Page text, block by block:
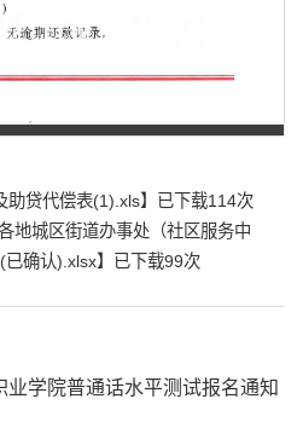
助贷代偿表(1).xls】已下载114次
地城区街道办事处（社区服务中
已确认).xlsx】已下载99次
学院普通话水平测试报名通知